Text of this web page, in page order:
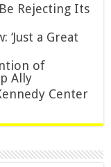
Rejecting Its
‘Just a Great
of
Ally
Center